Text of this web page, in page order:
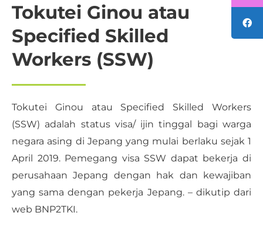
Tokutei Ginou atau
Specified Skilled
Workers (SSW)
Tokutei Ginou atau Specified Skilled Workers
(SSW) adalah status visa/ ijin tinggal bagi warga
negara asing di Jepang yang mulai berlaku sejak 1
April 2019. Pemegang visa SSW dapat bekerja di
perusahaan Jepang dengan hak dan kewajiban
yang sama dengan pekerja Jepang. – dikutip dari
web BNP2TKI.